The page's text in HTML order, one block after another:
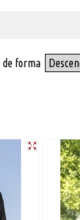
de forma